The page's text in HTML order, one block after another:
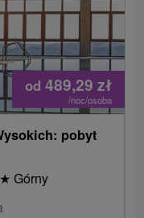
od 489,29 zł
/noc/osoba
pobyt
★ Górny